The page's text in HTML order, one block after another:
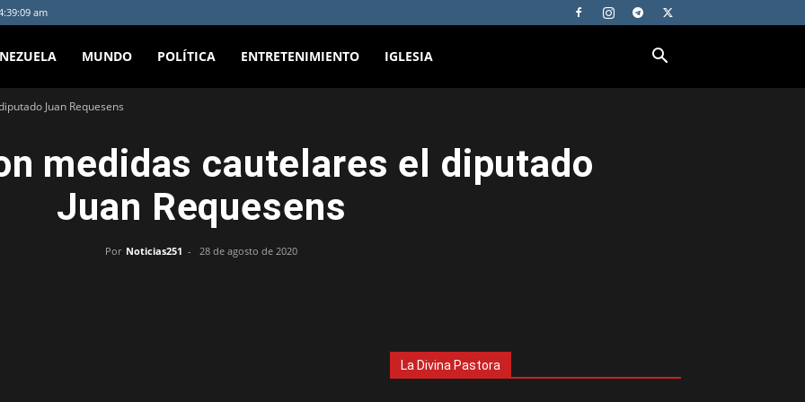
am
MUNDO POLÍTICA ENTRETENIMIENTO IGLESIA
Juan Requesens
medidas cautelares el diputado
Juan Requesens
Por Noticias251 - 28 de agosto de 2020
La Divina Pastora